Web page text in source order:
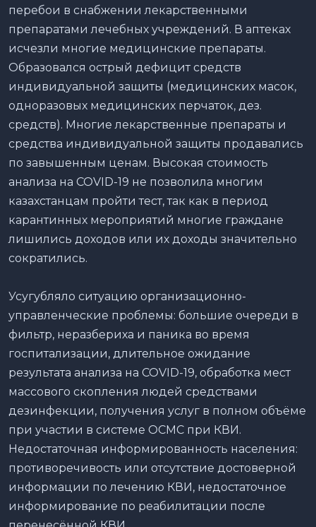
перебои в снабжении лекарственными
препаратами лечебных учреждений. В аптеках
исчезли многие медицинские препараты.
Образовался острый дефицит средств
индивидуальной защиты (медицинских масок,
одноразовых медицинских перчаток, дез.
средств). Многие лекарственные препараты и
средства индивидуальной защиты продавались
по завышенным ценам. Высокая стоимость
анализа на COVID-19 не позволила многим
казахстанцам пройти тест, так как в период
карантинных мероприятий многие граждане
лишились доходов или их доходы значительно
сократились.
Усугубляло ситуацию организационно-
управленческие проблемы: большие очереди в
фильтр, неразбериха и паника во время
госпитализации, длительное ожидание
результата анализа на COVID-19, обработка мест
массового скопления людей средствами
дезинфекции, получения услуг в полном объёме
при участии в системе ОСМС при КВИ.
Недостаточная информированность населения:
противоречивость или отсутствие достоверной
информации по лечению КВИ, недостаточное
информирование по реабилитации после